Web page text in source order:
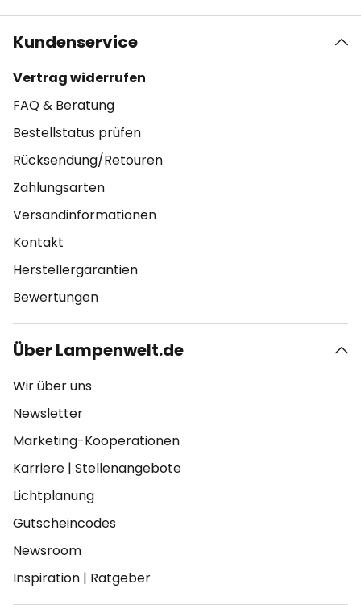
Kundenservice
Vertrag widerrufen
FAQ & Beratung
Bestellstatus prüfen
Rücksendung/Retouren
Zahlungsarten
Versandinformationen
Kontakt
Herstellergarantien
Bewertungen
Über Lampenwelt.de
Wir über uns
Newsletter
Marketing-Kooperationen
Karriere | Stellenangebote
Lichtplanung
Gutscheincodes
Newsroom
Inspiration | Ratgeber